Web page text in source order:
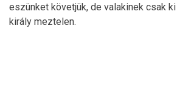
eszünket követjük, de valakinek csak
király meztelen.